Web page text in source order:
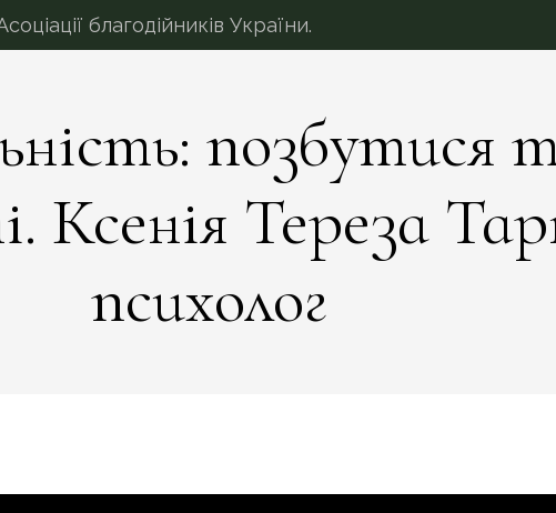
благодійників України.
позбутися
Ксенія Тереза
психолог